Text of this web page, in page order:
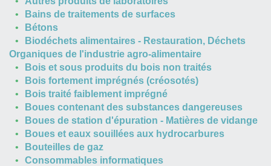
Bains de traitements de surfaces
Bétons
Biodéchets alimentaires - Restauration, Déchets
Organiques de l'industrie agro-alimentaire
Bois et sous produits du bois non traités
Bois fortement imprégnés (créosotés)
Bois traité faiblement imprégné
Boues contenant des substances dangereuses
Boues de station d'épuration - Matières de vidange
Boues et eaux souillées aux hydrocarbures
Bouteilles de gaz
Consommables informatiques